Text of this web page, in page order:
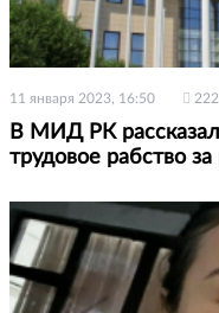
11 января 2023, 16:50
В МИД РК
трудовое рабство